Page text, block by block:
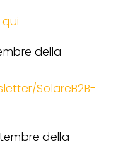
della
SolareB2B-
della